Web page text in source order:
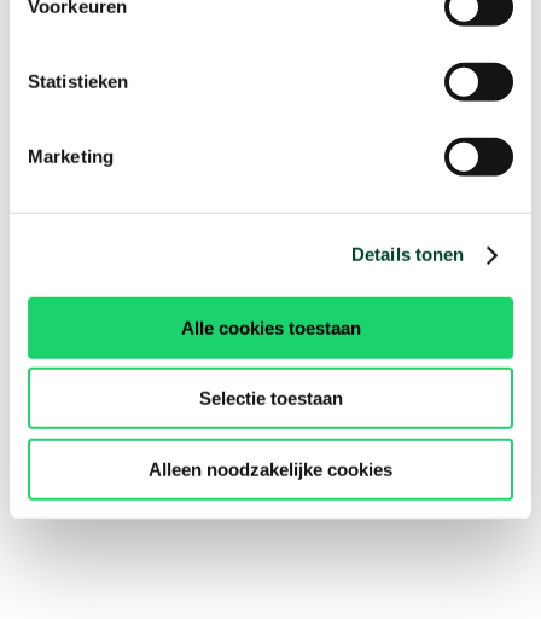
Voorkeuren
Statistieken
Marketing
Details tonen
Alle cookies toestaan
Selectie toestaan
Alleen noodzakelijke cookies